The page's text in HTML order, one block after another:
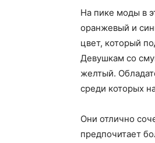
На пике моды в
оранжевый и
цвет, который
Девушкам со
желтый.
среди которых
Они отлично
предпочитает